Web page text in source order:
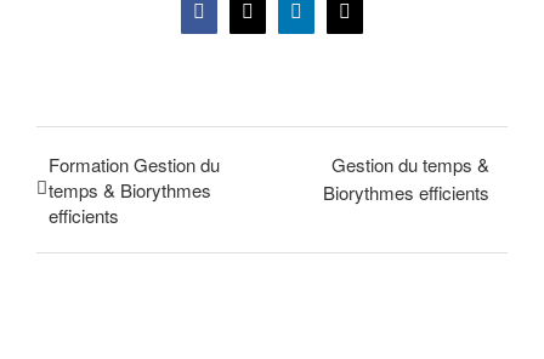
Facebook
X LinkedInEmail
Formation Gestion du
temps & Biorythmes
efficients
Gestion du temps &
Biorythmes efficients